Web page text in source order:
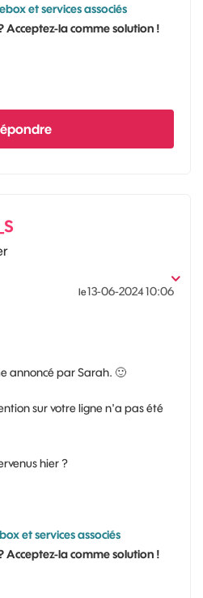
et services associés
Acceptez-la comme solution !
le‎13-06-202410:06
annoncé par Sarah. 🙂
sur votre ligne n'a pas été
hier ?
et services associés
Acceptez-la comme solution !